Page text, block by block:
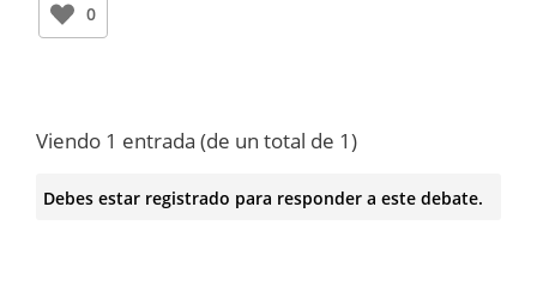
0
Viendo 1 entrada (de un total de 1)
Debes estar registrado para responder a este debate.